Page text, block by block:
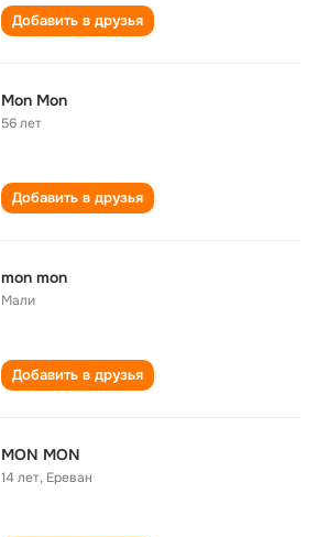
Добавить в друзья
Mon Mon
56 лет
Добавить в друзья
mon mon
Мали
Добавить в друзья
MON MON
14 лет, Ереван